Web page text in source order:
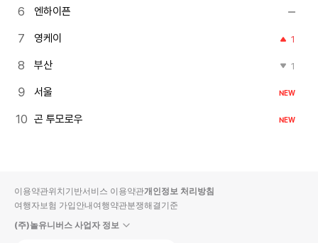
엔하이픈
영케이 1
부산 1
서울 NEW
곤 투모로우 NEW
이용약관위치기반서비스 이용약관개인정보 처리방침
여행자보험 가입안내여행약관분쟁해결기준
(주)놀유니버스 사업자 정보